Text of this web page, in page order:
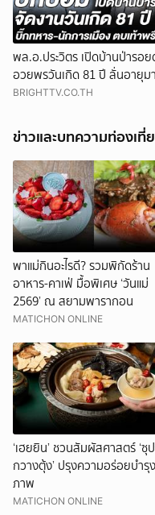
พล.อ.ประวิตร เปิดบ้านป่ารอ
อวยพรวันเกิด 81 ปี ลั่นอายุม
แค่บ้านเมืองสงบสุข
BRIGHTTV.CO.TH
ข่าวและบทความท่องเที่
พาแม่กินอะไรดี? รวมพิกัดร้าน
อาหาร-คาเฟ่ มื้อพิเศษ ‘วันแม่
2569’ ณ สยามพารากอน
MATICHON ONLINE
‘เฮยยิน’ ชวนสัมผัสศาสตร์ ‘ซุ
กวางตุ้ง’ ปรุงความอร่อยบำรุ
ภาพ
MATICHON ONLINE